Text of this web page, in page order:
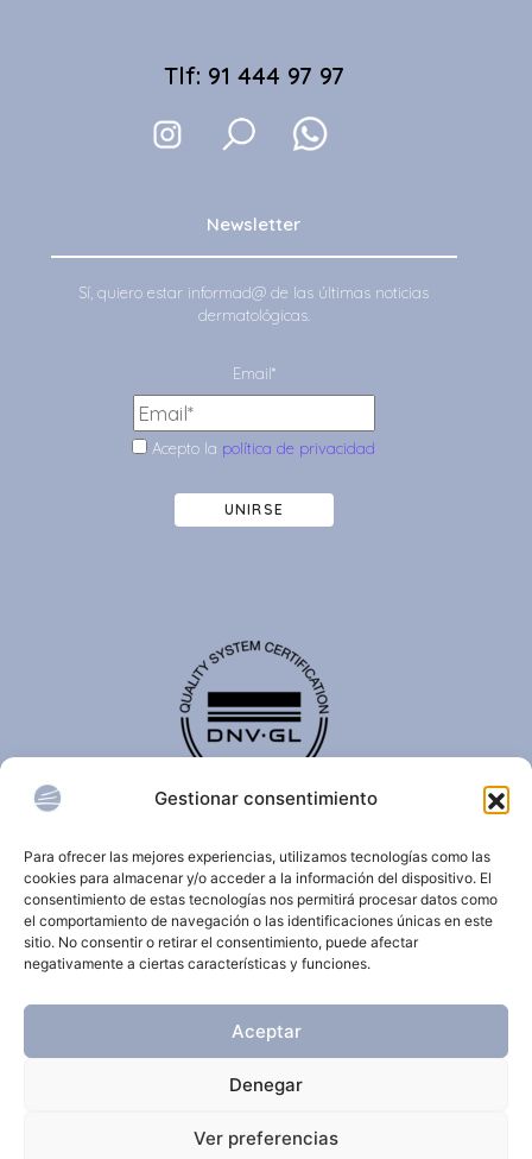
Gestionar consentimiento
Para ofrecer las mejores experiencias, utilizamos tecnologías como las
cookies para almacenar y/o acceder a la información del dispositivo. El
consentimiento de estas tecnologías nos permitirá procesar datos como
el comportamiento de navegación o las identificaciones únicas en este
sitio. No consentir o retirar el consentimiento, puede afectar
negativamente a ciertas características y funciones.
Aceptar
Denegar
Ver preferencias
Tlf: 91 444 97 97
Newsletter
Sí, quiero estar informad@ de las últimas noticias
dermatológicas.
Email*
Acepto la política de privacidad
UNIRSE
internacionalmente y confirma que una organización
cumple con estándares de calidad, seguridad,
sostenibilidad y/o gestión.
Todos los derechos reservados.
Política de privacidad
Política de cookies